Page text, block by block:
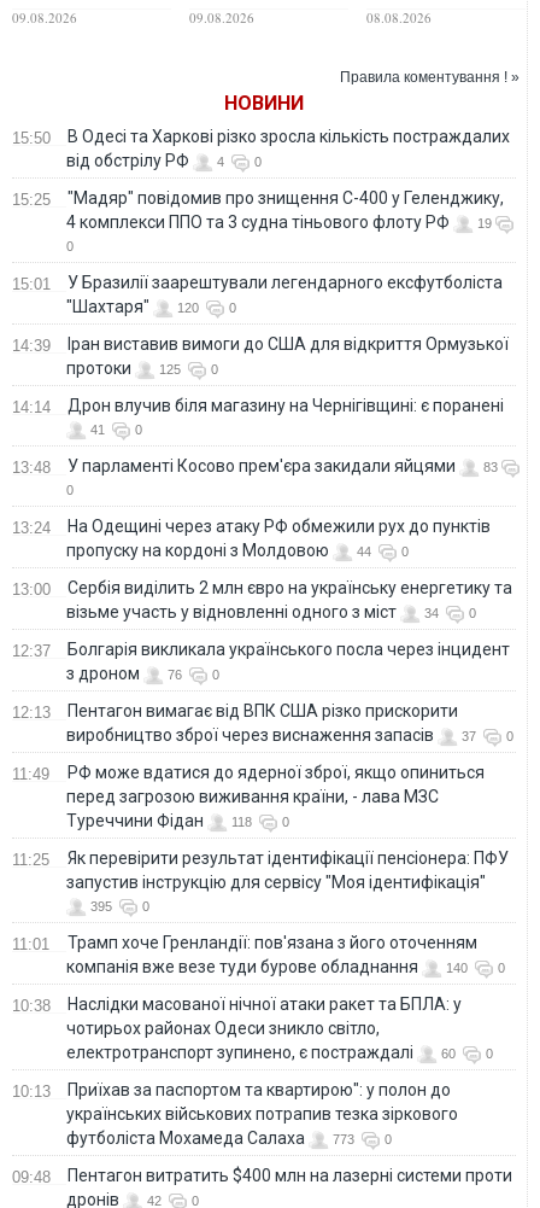
виживання країни,
09.08.2026
експерт пояснив,
09.08.2026
понад 150 дронів
08.08.2026
Правила коментування ! »
НОВИНИ
15:50
В Одесі та Харкові різко зросла кількість постраждалих
від обстрілу РФ
4 0
15:25
"Мадяр" повідомив про знищення С-400 у Геленджику,
4 комплекси ППО та 3 судна тіньового флоту РФ
19
0
15:01
У Бразилії заарештували легендарного ексфутболіста
"Шахтаря"
120 0
14:39
Іран виставив вимоги до США для відкриття Ормузької
протоки
125 0
14:14 Дрон влучив біля магазину на Чернігівщині: є поранені
41 0
13:48 У парламенті Косово прем'єра закидали яйцями
83
0
13:24
На Одещині через атаку РФ обмежили рух до пунктів
пропуску на кордоні з Молдовою
44 0
13:00
Сербія виділить 2 млн євро на українську енергетику та
візьме участь у відновленні одного з міст
34 0
12:37
Болгарія викликала українського посла через інцидент
з дроном
76 0
12:13
Пентагон вимагає від ВПК США різко прискорити
виробництво зброї через виснаження запасів
37 0
11:49
РФ може вдатися до ядерної зброї, якщо опиниться
перед загрозою виживання країни, - лава МЗС
Туреччини Фідан
118 0
11:25
Як перевірити результат ідентифікації пенсіонера: ПФУ
запустив інструкцію для сервісу "Моя ідентифікація"
395 0
11:01
Трамп хоче Гренландії: пов'язана з його оточенням
компанія вже везе туди бурове обладнання
140 0
10:38
Наслідки масованої нічної атаки ракет та БПЛА: у
чотирьох районах Одеси зникло світло,
електротранспорт зупинено, є постраждалі
60 0
10:13
Приїхав за паспортом та квартирою": у полон до
українських військових потрапив тезка зіркового
футболіста Мохамеда Салаха
773 0
09:48
Пентагон витратить $400 млн на лазерні системи проти
дронів
42 0